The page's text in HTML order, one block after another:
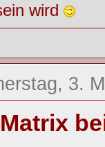
wird
3.